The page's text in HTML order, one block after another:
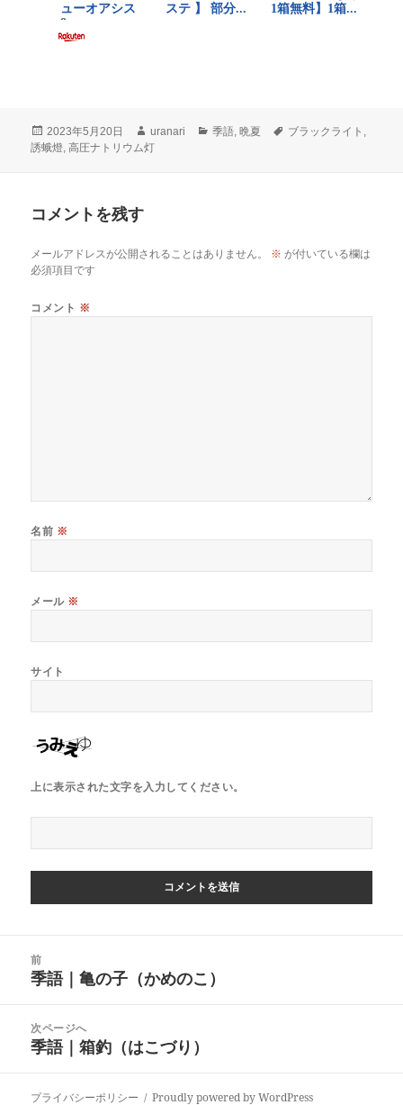
投
稿
2023年5月20日
作
成
uranari
カ
季語, 晩夏
タ
ブラックライト ,
誘蛾燈,高圧ナトリウム灯
コメントを残す
メールアドレスが公開されることはありません。 ※ が付いている欄は
必須項目です
コメント ※
名前 ※
メール ※
サイト
上に表示された文字を入力してください。
前
前
投
稿:
季語｜亀の子（かめのこ）
次ページへ
次
投
季語｜箱釣（はこづり）
プライバシーポリシー Proudly powered by WordPress